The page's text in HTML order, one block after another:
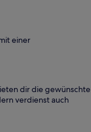
einer
dir die gewünschte
verdienst auch